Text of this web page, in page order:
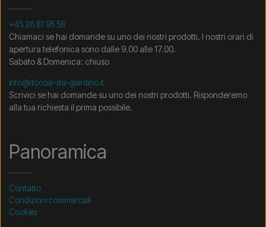
+45 26 81 95 58
Chiamaci se hai domande su uno dei nostri prodotti. I nostri orari di
apertura telefonica sono dalle 9.00 alle 17.00.
Sabato & Domenica: chiuso
info@doccia-da-giardino.it
Scrivici se hai domande su uno dei nostri prodotti. Risponderemo
alla tua richiesta il prima possibile.
Panoramica
Contatto
Condizioni commerciali
Cookies